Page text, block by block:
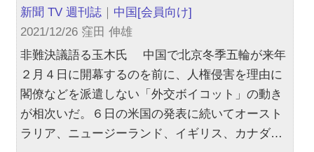
新聞 TV 週刊誌 ｜ 中国 [会員向け]
2021/12/26 窪田 伸雄
非難決議語る玉木氏 中国で北京冬季五輪が来年
２月４日に開幕するのを前に、人権侵害を理由に
閣僚などを派遣しない「外交ボイコット」の動き
が相次いだ。６日の米国の発表に続いてオースト
ラリア、ニュージーランド、イギリス、カナダ…